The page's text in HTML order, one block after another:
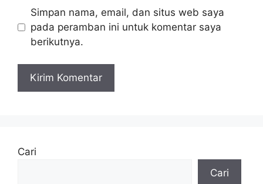
Simpan nama, email, dan situs web saya
pada peramban ini untuk komentar saya
berikutnya.
Cari
Cari